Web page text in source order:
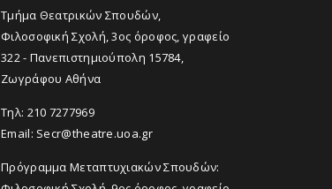
Tμήμα Θεατρικών Σπουδών,
Φιλοσοφική Σχολή, 3ος όροφος, γραφείο
322 - Πανεπιστημιούπολη 15784,
Ζωγράφου Αθήνα
Τηλ: 210 7277969
Email: Secr@theatre.uoa.gr
Πρόγραμμα Μεταπτυχιακών Σπουδών: